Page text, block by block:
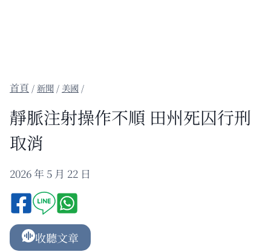
/新聞 / 美國 /
靜脈注射操作不順 田州死囚行刑
取消
2026 年 5 月 22 日
收聽文章